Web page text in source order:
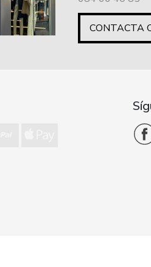
CONTACTA